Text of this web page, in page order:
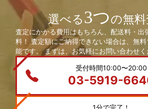
選べる3つの無
査定にかかる費用はもちろん、配送料・出
料！ 査定額にご納得できない場合は、無
能です。 まずは、お気軽にお問い合わせく
受付時間10:00〜20:00
03-5919-
1分で完了！